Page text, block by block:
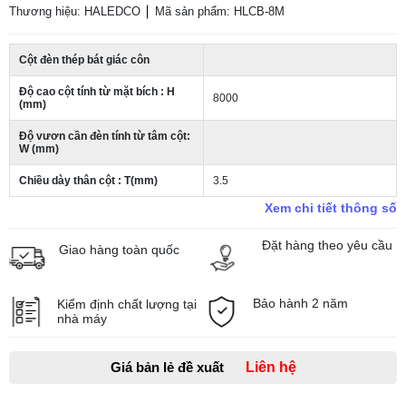
Thương hiệu: HALEDCO Mã sản phẩm: HLCB-8M
Cột đèn thép bát giác côn
Độ cao cột tính từ mặt bích : H
(mm)
8000
Độ vươn cần đèn tính từ tâm cột:
W (mm)
Chiều dày thân cột : T(mm) 3.5
Xem chi tiết thông số
Giao hàng toàn quốc Đặt hàng theo yêu cầu
Kiểm định chất lượng tại
nhà máy
Bảo hành 2 năm
Giá bản lẻ đề xuất Liên hệ